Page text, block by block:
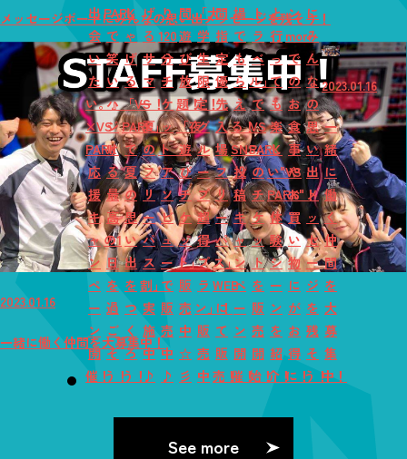
出
会
い
た
い。』
×VS
PARK
応
援
キ
ャ
ン
ペ
ー
ン
開
催！
PARK
で
笑
い
ハ
ジ
け
る
最
高
の1
日
を
過
ご
そ
う！
し
ゃ
げ
る
「VS
PARK」
で
夏
の
思
い
出
を
つ
く
ろ
う！
げ
る
サ
マ
ー！
夏
の
フ
リ
ー
パ
ス
割」
実
施
中
♪
り
120
分
チ
ケ
ッ
ト
ア
ソ
ビ
ュ
ー
で
販
売
中
♪
間
遊
び
放
題！
「夜
遊
び
チ
ケ
ッ
ト」
販
売
中
☆
彡
「大
学
生
限
定！
グ
ル
ー
プ
超
得
プ
ラ
ン」！
販
売
中
間
指
定
優
先
入
場
フ
リ
ー
パ
ス」
WEB
に
て
販
売！
場
で
も
ら
え
る！
SNS
投
稿
キ
ャ
ン
ペ
ー
ン
開
催！
ト
ラ
ベ
ル」
で
VS
PARK
の
チ
ケ
ッ
ト
を
販
売
開
始！
と
行
っ
て
も
楽
し
い"VS
PARK"！
体
験
シ
ー
ン
を
紹
介！
ン
mori
で
の
お
食
事
や
お
買
い
物
に
が
お
得
に！
に
み
ん
な
の
思
い
出
メ
ッ
セ
ー
ジ
を
残
そ
う！
2023.01.16
一
緒
に
働
く
仲
間
を
大
募
集
中！
メッセージボードにみんなの思い出メッセージを残そう！
2023.01.16
一緒に働く仲間を大募集中！
See more